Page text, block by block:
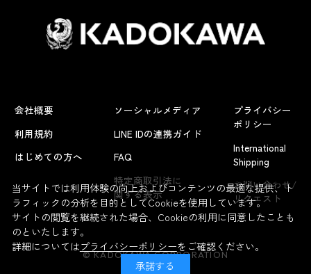
よくあるお問い合わせ
会社概要
利用規約
はじめての方へ
ソーシャルメディア
LINE IDの連携ガイド
FAQ
特定商取引法に
関する表示
プライバシー
ポリシー
International
Shipping
お問い合わせ/
リクエスト
© KADOKAWA CORPORATION
当サイトでは利用体験の向上およびコンテンツの最適な提供、ト
ラフィックの分析を目的としてCookieを使用しています。
サイトの閲覧を継続された場合、Cookieの利用に同意したことも
のといたします。
詳細についてはプライバシーポリシーをご確認ください。
承諾する